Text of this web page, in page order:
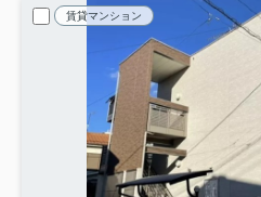
賃貸マンション